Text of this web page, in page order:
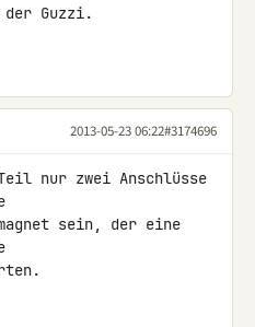
Guzzi.
2013-05-23 06:22#3174696
Teil nur zwei Anschlüsse
sein, der eine